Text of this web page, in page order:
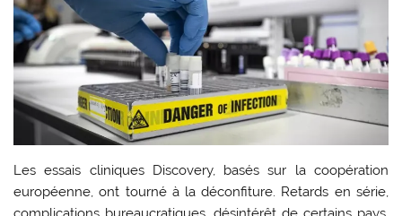
Les essais cliniques Discovery, basés sur la coopération
européenne, ont tourné à la déconfiture. Retards en série,